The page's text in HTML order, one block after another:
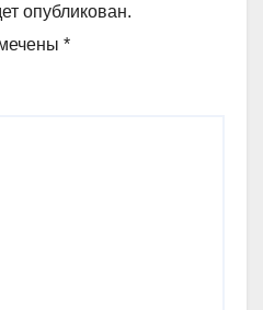
опубликован.
*